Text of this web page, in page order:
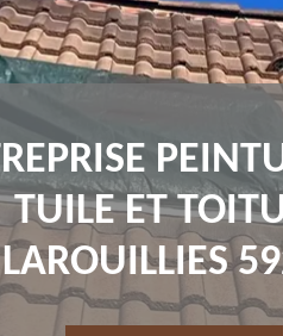
TUILE ET
LAROUILLIES